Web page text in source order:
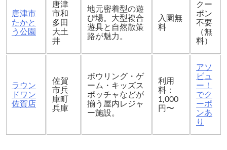
唐津市
たかと
う公園
唐津
市和
多田
大土
井
地元密着型の遊
び場。大型複合
遊具と自然散策
路が魅力。
入園無
料
クー
ポン
不要
（無
料）
ラウン
ドワン
佐賀店
佐賀
市兵
庫町
兵庫
ボウリング・ゲ
ーム・キッズス
ポッチャなどが
揃う屋内レジャ
ー施設。
利用
料：
1,000
円〜
アソ
ビュ
ー！
でク
ーポ
ンあ
り